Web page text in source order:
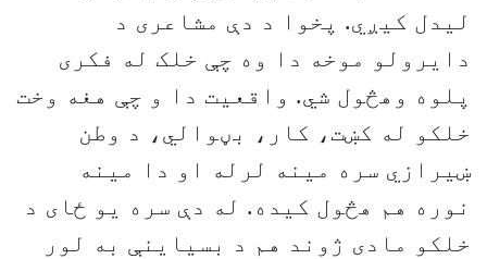
لیدل کیږي. پخوا د دې مشاعری د
دایرولو موخه دا وه چې خلک له فکری
پلوه وهڅول شي. واقعیت دا و چې هغه وخت
خلکو له کښت، کار، بڼوالي، د وطن
ښیرازي سره مینه لرله او دا مینه
نوره هم هڅول کیده. له دې سره یو ځای د
خلکو مادی ‌ژوند هم د بسیاینې به لور